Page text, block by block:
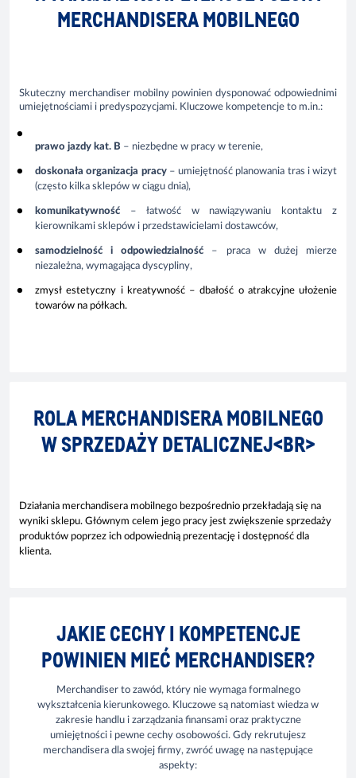
MERCHANDISERA MOBILNEGO
Skuteczny merchandiser mobilny powinien dysponować odpowiednimi
umiejętnościami i predyspozycjami. Kluczowe kompetencje to m.in.:
prawo jazdy kat. B – niezbędne w pracy w terenie,
doskonała organizacja pracy– umiejętność planowania tras i wizyt
(często kilka sklepów w ciągu dnia),
komunikatywność – łatwość w nawiązywaniu kontaktu z
kierownikami sklepów i przedstawicielami dostawców,
samodzielność i odpowiedzialność – praca w dużej mierze
niezależna, wymagająca dyscypliny,
zmysł estetyczny i kreatywność–dbałość o atrakcyjne ułożenie
towarów na półkach.
ROLA MERCHANDISERA MOBILNEGO
W SPRZEDAŻY DETALICZNEJ<BR>
Działania merchandisera mobilnego bezpośrednio przekładają się na
wyniki sklepu. Głównym celem jego pracy jest zwiększenie sprzedaży
produktów poprzez ich odpowiednią prezentację i dostępność dla
klienta.
JAKIE CECHY I KOMPETENCJE
POWINIEN MIEĆ MERCHANDISER?
Merchandiser to zawód, który nie wymaga formalnego
wykształcenia kierunkowego. Kluczowe są natomiast wiedza w
zakresie handlu i zarządzania finansami oraz praktyczne
umiejętności i pewne cechy osobowości. Gdy rekrutujesz
merchandisera dla swojej firmy, zwróć uwagę na następujące
aspekty: